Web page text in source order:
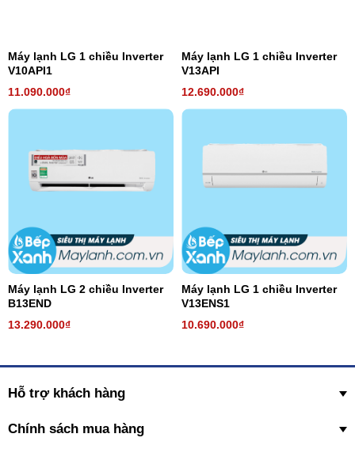
Máy lạnh LG 1 chiều Inverter
V10API1
11.090.000₫
Máy lạnh LG 1 chiều Inverter
V13API
12.690.000₫
Máy lạnh LG 2 chiều Inverter
B13END
13.290.000₫
Máy lạnh LG 1 chiều Inverter
V13ENS1
10.690.000₫
Hỗ trợ khách hàng
Chính sách mua hàng